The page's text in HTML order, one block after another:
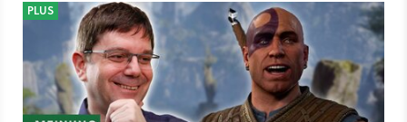
Sarevok einen Tag auf der Arbeit begleitet.
PLUS